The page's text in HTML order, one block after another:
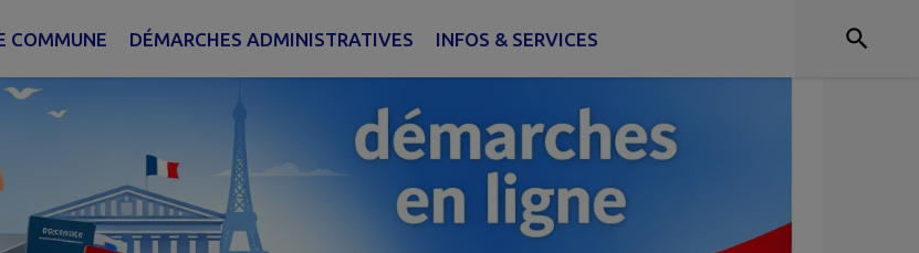
COMMUNE DÉMARCHES ADMINISTRATIVES INFOS & SERVICES